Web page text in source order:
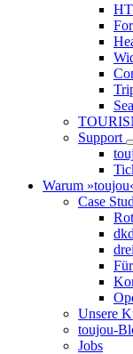
Support
Warum
Case
Unsere
toujou-
Jobs